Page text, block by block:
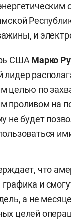
и
США Марко
лидер
целью по
проливом на
не будет
что
и
а не
целей